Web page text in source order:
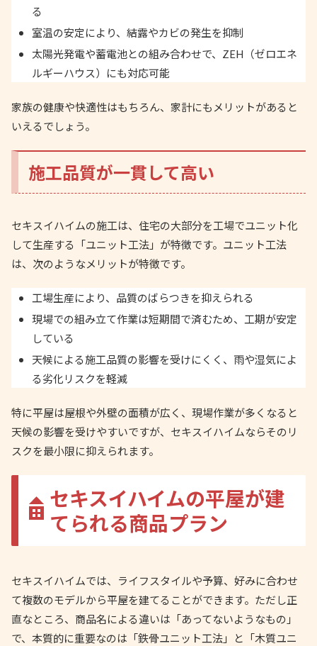
る
室温の安定により、結露やカビの発生を抑制
太陽光発電や蓄電池との組み合わせで、ZEH（ゼロエネ
ルギーハウス）にも対応可能
家族の健康や快適性はもちろん、家計にもメリットがあると
いえるでしょう。
施工品質が一貫して高い
セキスイハイムの施工は、住宅の大部分を工場でユニット化
して生産する「ユニット工法」が特徴です。ユニット工法
は、次のようなメリットが特徴です。
工場生産により、品質のばらつきを抑えられる
現場での組み立て作業は短期間で済むため、工期が安定
している
天候による施工品質の影響を受けにくく、雨や湿気によ
る劣化リスクを軽減
特に平屋は屋根や外壁の面積が広く、現場作業が多くなると
天候の影響を受けやすいですが、セキスイハイムならそのリ
スクを最小限に抑えられます。
セキスイハイムの平屋が建
てられる商品プラン
セキスイハイムでは、ライフスタイルや予算、好みに合わせ
て複数のモデルから平屋を建てることができます。ただし正
直なところ、商品名による違いは「あってないようなもの」
で、本質的に重要なのは「鉄骨ユニット工法」と「木質ユニ